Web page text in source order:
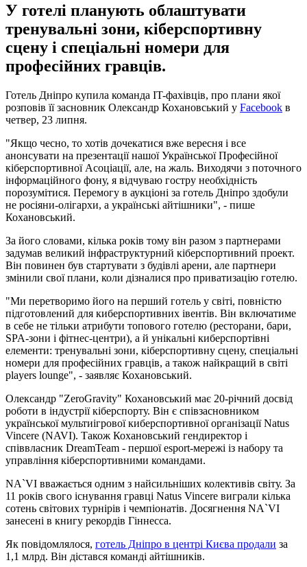
У готелі планують облаштувати
тренувальні зони, кіберспортивну
сцену і спеціальні номери для
професійних гравців.
Готель Дніпро купила команда IT-фахівців, про плани якої
розповів її засновник Олександр Кохановський у Facebook в
четвер, 23 липня.
"Якщо чесно, то хотів дочекатися вже вересня і все
анонсувати на презентації нашої Української Професійної
кіберспортивної Асоціації, але, на жаль. Виходячи з поточного
інформаційного фону, я відчуваю гостру необхідність
порозумітися. Перемогу в аукціоні за готель Дніпро здобули
не росіяни-олігархи, а українські айтішники", - пише
Кохановський.
За його словами, кілька років тому він разом з партнерами
задумав великий інфраструктурний кіберспортивний проект.
Він повинен був стартувати з будівлі арени, але партнери
змінили свої плани, коли дізналися про приватизацію готелю.
"Ми перетворимо його на перший готель у світі, повністю
підготовлений для киберспортивних івентів. Він включатиме
в себе не тільки атрибути топового готелю (ресторани, бари,
SPA-зони і фітнес-центри), а й унікальні киберспортівні
елементи: тренувальні зони, кіберспортивну сцену, спеціальні
номери для професійних гравців, а також найкращий в світі
players lounge", - заявляє Кохановський.
Олександр "ZeroGravity" Кохановський має 20-річний досвід
роботи в індустрії кіберспорту. Він є співзасновником
української мультиігрової киберспортивної організації Natus
Vincere (NAVI). Також Кохановський гендиректор і
співвласник DreamTeam - першої esport-мережі із набору та
управління кіберспортивними командами.
NA`VI вважається одним з найсильніших колективів світу. За
11 років свого існування гравці Natus Vincere виграли кілька
сотень світових турнірів і чемпіонатів. Досягнення NA`VI
занесені в книгу рекордів Гіннесса.
Як повідомлялося, готель Дніпро в центрі Києва продали за
1,1 млрд. Він дістався команді айтішників.